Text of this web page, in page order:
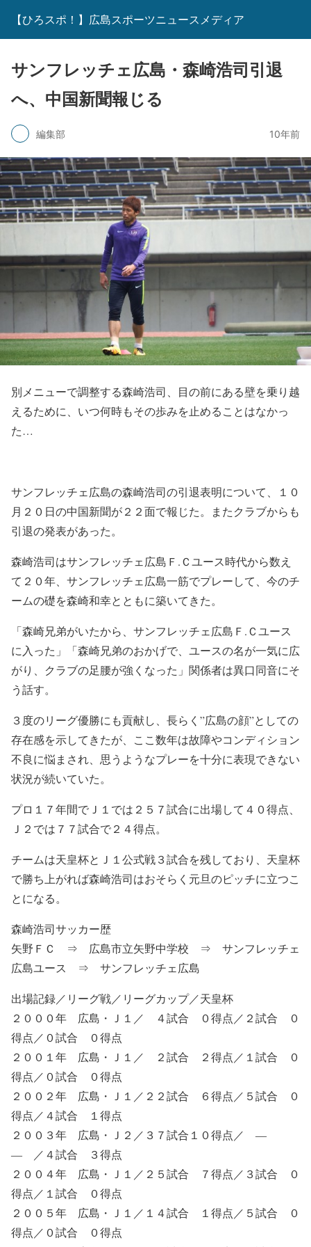
【ひろスポ！】広島スポーツニュースメディア
サンフレッチェ広島・森崎浩司引退
へ、中国新聞報じる
編集部 10年前
別メニューで調整する森崎浩司、目の前にある壁を乗り越
えるために、いつ何時もその歩みを止めることはなかっ
た…
サンフレッチェ広島の森崎浩司の引退表明について、１０
月２０日の中国新聞が２２面で報じた。またクラブからも
引退の発表があった。
森崎浩司はサンフレッチェ広島Ｆ.Ｃユース時代から数え
て２０年、サンフレッチェ広島一筋でプレーして、今のチ
ームの礎を森崎和幸とともに築いてきた。
「森崎兄弟がいたから、サンフレッチェ広島Ｆ.Ｃユース
に入った」「森崎兄弟のおかげで、ユースの名が一気に広
がり、クラブの足腰が強くなった」関係者は異口同音にそ
う話す。
３度のリーグ優勝にも貢献し、長らく”広島の顔”としての
存在感を示してきたが、ここ数年は故障やコンディション
不良に悩まされ、思うようなプレーを十分に表現できない
状況が続いていた。
プロ１７年間でＪ１では２５７試合に出場して４０得点、
Ｊ２では７７試合で２４得点。
チームは天皇杯とＪ１公式戦３試合を残しており、天皇杯
で勝ち上がれば森崎浩司はおそらく元旦のピッチに立つこ
とになる。
森崎浩司サッカー歴
矢野ＦＣ ⇒ 広島市立矢野中学校 ⇒ サンフレッチェ
広島ユース ⇒ サンフレッチェ広島
出場記録／リーグ戦／リーグカップ／天皇杯
２０００年 広島・Ｊ１／ ４試合 ０得点／２試合 ０
得点／０試合 ０得点
２００１年 広島・Ｊ１／ ２試合 ２得点／１試合 ０
得点／０試合 ０得点
２００２年 広島・Ｊ１／２２試合 ６得点／５試合 ０
得点／４試合 １得点
２００３年 広島・Ｊ２／３７試合１０得点／ ―
― ／４試合 ３得点
２００４年 広島・Ｊ１／２５試合 ７得点／３試合 ０
得点／１試合 ０得点
２００５年 広島・Ｊ１／１４試合 １得点／５試合 ０
得点／０試合 ０得点